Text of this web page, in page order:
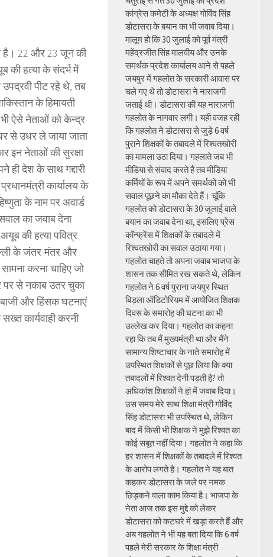
22 और 23 जून की
की हत्या के संदर्भ में
पीट रहे थे, तब
के हिमायती
ऐसे नेताओं को केन्द्र
से उधर ले जाया जाता
इन नेताओं की सुरक्षा
देश के साथ गद्दारी
कार्यालय के
के नाम पर अवार्ड
का जवाब देना
की हत्या पवित्र
के जंतर-मंतर और
करना चाहिए जो
से नकाब उतर चुका
और हिंसक घटनाएं
कार्यवाही करनी
कांग्रेस कमेटी के अध्यक्ष गोविंद सिंह
डोटासरा के बयान का भी जवाब दिया।
मालूम हो कि 30 जुलाई को पूर्व मंत्री
महेंद्रजीत सिंह मालवीय और उनके
समर्थक प्रदेश कार्यालय आने से पहले
जयपुर में गहलोत के सरकारी आवास पर
चले गए थे तो डोटासरा ने नाराजगी
जताई थी। डोटासरा की यह नाराजगी
गहलोत के नागवार लगी। यही वजह रही
कि गहलोत ने डोटासरा से जुड़े 6 वर्ष
पुराने शिक्षकों के तबादले में रिश्वतखोरी
का मामला उठा दिया। गहलाते जब भी
मीडिया से संवाद करते हैं तब मीडिया
कर्मियों के रूप में अपने समर्थकों को भी
सवाल पूछने का मौका देते हैं। चूंकि
गहलोत को डोटासरा के 30 जुलाई वाले
बयान का जवाब देना था, इसलिए प्रेस
कॉन्फ्रेंस में शिक्षकों के तबादले में
रिश्वतखोरी का सवाल उठाया गया।
गहलोत चाहते तो अपना जवाब भाजपा के
शासन तक सीमित रख सकते थे, लेकिन
गहलोत ने 6 वर्ष पुराना जयपुर स्थित
बिड़ला ऑडिटोरियम में आयोजित शिक्षक
दिवस के समारोह की घटना का भी
उल्लेख कर दिया। गहलोत का कहना
रहा कि तब मैं मुख्यमंत्री था और मैंने
सामान्य शिष्टाचार के नाते समारोह में
उपस्थित शिक्षकों से पूछ लिया कि क्या
तबादलों में रिश्वत देनी पड़ती है? तो
अधिकांश शिक्षकों ने हां में जवाब दिया।
उस समय मेरे साथ शिक्षा मंत्री गोविंद
सिंह डोटासरा भी उपस्थित थे, लेकिन
बाद में किसी भी शिक्षक ने मुझे रिश्वत का
कोई सबूत नहीं दिया। गहलोत ने कहा कि
हर शासन में शिक्षकों के तबादले में रिश्वत
के आरोप लगते है। गहलोत ने यह बात
कहकर डोटासरा के जले पर नमक
छिड़कने वाला काम किया है। भाजपा के
नेता आज तक इस मुद्दे को लेकर
डोटासरा को कटघरे में खड़ा करते हैं और
अब गहलोत ने भी यह बता दिया कि 6 वर्ष
पहले मेरी सरकार के शिक्षा मंत्री